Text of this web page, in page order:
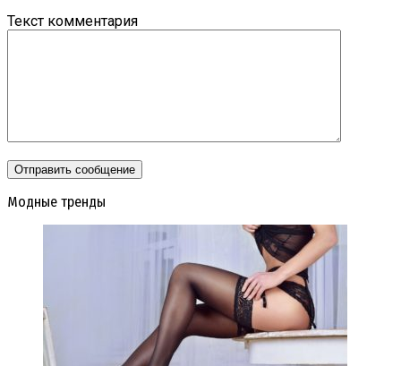
Текст комментария
Модные тренды